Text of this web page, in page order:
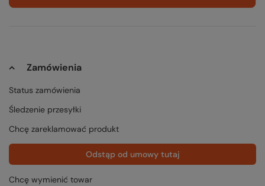
Zamówienia
Status zamówienia
Śledzenie przesyłki
Chcę zareklamować produkt
Odstąp od umowy tutaj
Chcę wymienić towar